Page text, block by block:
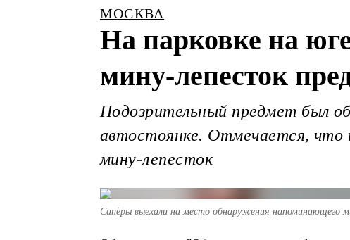
МОСКВА
На парковке на
мину-лепесток
Подозрительный предмет был
автостоянке. Отмечается, что
мину-лепесток
Сапёры выехали на место обнаружения напоминающего